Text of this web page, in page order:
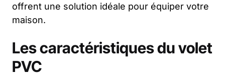
offrent une solution idéale pour équiper votre
maison.
Les caractéristiques du volet
PVC